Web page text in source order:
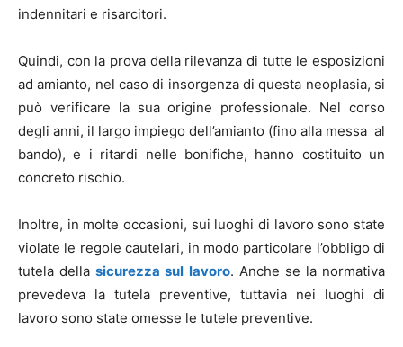
indennitari e risarcitori.
Quindi, con la prova della rilevanza di tutte le esposizioni
ad amianto, nel caso di insorgenza di questa neoplasia, si
può verificare la sua origine professionale. Nel corso
degli anni, il largo impiego dell’amianto (fino alla messa al
bando), e i ritardi nelle bonifiche, hanno costituito un
concreto rischio.
Inoltre, in molte occasioni, sui luoghi di lavoro sono state
violate le regole cautelari, in modo particolare l’obbligo di
tutela dellasicurezza sul lavoro. Anche se la normativa
prevedeva la tutela preventive, tuttavia nei luoghi di
lavoro sono state omesse le tutele preventive.